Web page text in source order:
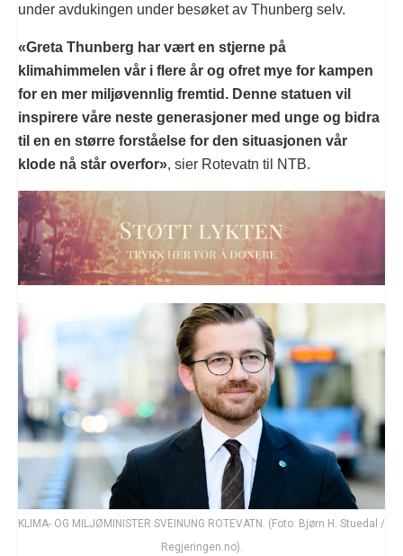
under avdukingen under besøket av Thunberg selv.
«Greta Thunberg har vært en stjerne på
klimahimmelen vår i flere år og ofret mye for kampen
for en mer miljøvennlig fremtid. Denne statuen vil
inspirere våre neste generasjoner med unge og bidra
til en en større forståelse for den situasjonen vår
klode nå står overfor», sier Rotevatn til NTB.
KLIMA- OG MILJØMINISTER SVEINUNG ROTEVATN. (Foto: Bjørn H. Stuedal /
Regjeringen.no).